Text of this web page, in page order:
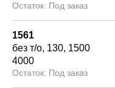
Под заказ
1561
без т/о 130 1500
4000
Под заказ